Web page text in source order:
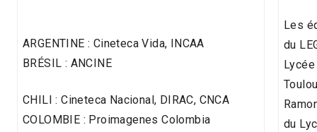
ARGENTINE : Cineteca Vida, INCAA
BRÉSIL : ANCINE
CHILI : Cineteca Nacional, DIRAC, CNCA
COLOMBIE : Proimagenes Colombia
Les
du
du